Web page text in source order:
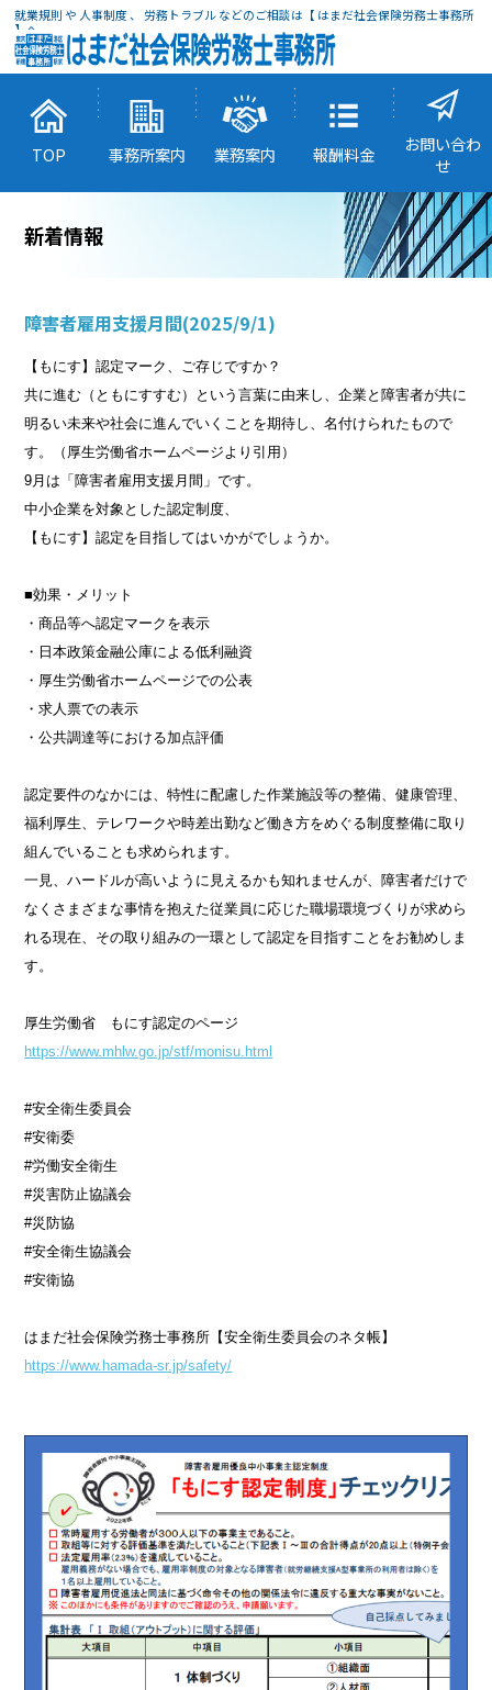
就業規則 や 人事制度 、 労務トラブル などのご相談は【 はまだ社会保険労務士事務所
】へ
TOP 事務所案内 業務案内 報酬料金
お問い合わ
せ
新着情報
障害者雇用支援月間(2025/9/1)
【もにす】認定マーク、ご存じですか？
共に進む（ともにすすむ）という言葉に由来し、企業と障害者が共に
明るい未来や社会に進んでいくことを期待し、名付けられたもので
す。（厚生労働省ホームページより引用）
9月は「障害者雇用支援月間」です。
中小企業を対象とした認定制度、
【もにす】認定を目指してはいかがでしょうか。
■効果・メリット
・商品等へ認定マークを表示
・日本政策金融公庫による低利融資
・厚生労働省ホームページでの公表
・求人票での表示
・公共調達等における加点評価
認定要件のなかには、特性に配慮した作業施設等の整備、健康管理、
福利厚生、テレワークや時差出勤など働き方をめぐる制度整備に取り
組んでいることも求められます。
一見、ハードルが高いように見えるかも知れませんが、障害者だけで
なくさまざまな事情を抱えた従業員に応じた職場環境づくりが求めら
れる現在、その取り組みの一環として認定を目指すことをお勧めしま
す。
厚生労働省 もにす認定のページ
https://www.mhlw.go.jp/stf/monisu.html
#安全衛生委員会
#安衛委
#労働安全衛生
#災害防止協議会
#災防協
#安全衛生協議会
#安衛協
はまだ社会保険労務士事務所【安全衛生委員会のネタ帳】
https://www.hamada-sr.jp/safety/